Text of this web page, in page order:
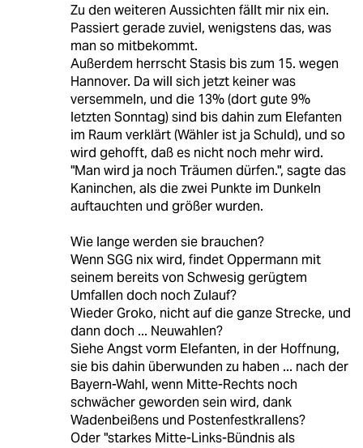
Zu den weiteren Aussichten fällt mir nix ein.
Passiert gerade zuviel, wenigstens das, was
man so mitbekommt.
Außerdem herrscht Stasis bis zum 15. wegen
Hannover. Da will sich jetzt keiner was
versemmeln, und die 13% (dort gute 9%
letzten Sonntag) sind bis dahin zum Elefanten
im Raum verklärt (Wähler ist ja Schuld), und so
wird gehofft, daß es nicht noch mehr wird.
"Man wird ja noch Träumen dürfen.", sagte das
Kaninchen, als die zwei Punkte im Dunkeln
auftauchten und größer wurden.
Wie lange werden sie brauchen?
Wenn SGG nix wird, findet Oppermann mit
seinem bereits von Schwesig gerügtem
Umfallen doch noch Zulauf?
Wieder Groko, nicht auf die ganze Strecke, und
dann doch ... Neuwahlen?
Siehe Angst vorm Elefanten, in der Hoffnung,
sie bis dahin überwunden zu haben ... nach der
Bayern-Wahl, wenn Mitte-Rechts noch
schwächer geworden sein wird, dank
Wadenbeißens und Postenfestkrallens?
Oder "starkes Mitte-Links-Bündnis als